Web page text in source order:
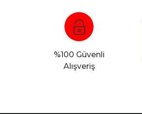
%100 Güvenli
Alışveriş